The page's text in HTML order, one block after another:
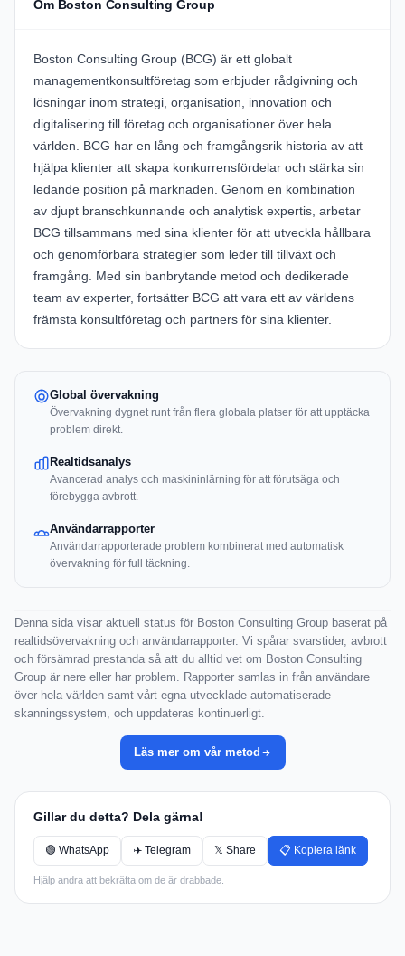
Om Boston Consulting Group
Boston Consulting Group (BCG) är ett globalt
managementkonsultföretag som erbjuder rådgivning och
lösningar inom strategi, organisation, innovation och
digitalisering till företag och organisationer över hela
världen. BCG har en lång och framgångsrik historia av att
hjälpa klienter att skapa konkurrensfördelar och stärka sin
ledande position på marknaden. Genom en kombination
av djupt branschkunnande och analytisk expertis, arbetar
BCG tillsammans med sina klienter för att utveckla hållbara
och genomförbara strategier som leder till tillväxt och
framgång. Med sin banbrytande metod och dedikerade
team av experter, fortsätter BCG att vara ett av världens
främsta konsultföretag och partners för sina klienter.
Global övervakning
Övervakning dygnet runt från flera globala platser för att upptäcka
problem direkt.
Realtidsanalys
Avancerad analys och maskininlärning för att förutsäga och
förebygga avbrott.
Användarrapporter
Användarrapporterade problem kombinerat med automatisk
övervakning för full täckning.
Denna sida visar aktuell status för Boston Consulting Group baserat på
realtidsövervakning och användarrapporter. Vi spårar svarstider, avbrott
och försämrad prestanda så att du alltid vet om Boston Consulting
Group är nere eller har problem. Rapporter samlas in från användare
över hela världen samt vårt egna utvecklade automatiserade
skanningssystem, och uppdateras kontinuerligt.
Läs mer om vår metod
Gillar du detta? Dela gärna!
🟢 WhatsApp ✈️ Telegram 𝕏 Share 📋 Kopiera länk
Hjälp andra att bekräfta om de är drabbade.